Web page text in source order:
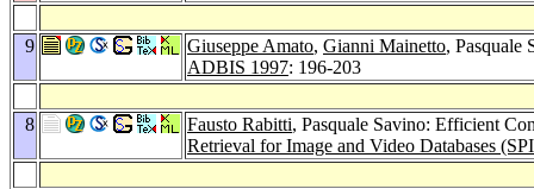
9 Giuseppe Amato, Gianni Mainetto, Pasquale
ADBIS 1997: 196-203
8 Fausto Rabitti, Pasquale Savino: Efficient
Retrieval for Image and Video Databases